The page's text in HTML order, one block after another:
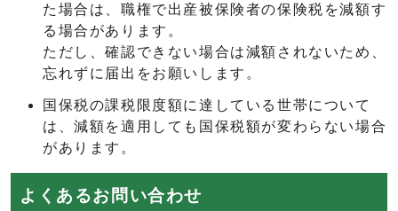
た場合は、職権で出産被保険者の保険税を減額す
る場合があります。
ただし、確認できない場合は減額されないため、
忘れずに届出をお願いします。
国保税の課税限度額に達している世帯について
は、減額を適用しても国保税額が変わらない場合
があります。
よくあるお問い合わせ